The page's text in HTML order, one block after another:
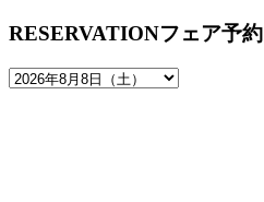
RESERVATIONフェア予約